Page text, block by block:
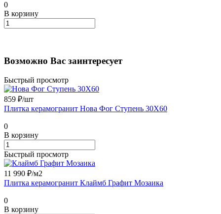
0
В корзину
Возможно Вас заинтересует
Быстрый просмотр
859 ₽/шт
Плитка керамогранит Нова Фог Ступень 30X60
0
В корзину
Быстрый просмотр
11 990 ₽/м2
Плитка керамогранит Клаймб Графит Мозаика
0
В корзину